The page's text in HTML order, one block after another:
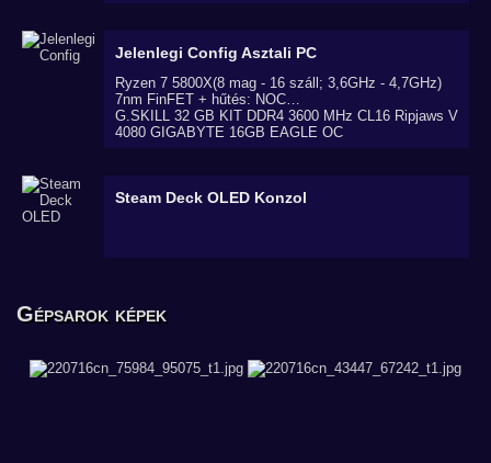
Jelenlegi Config Asztali PC
Ryzen 7 5800X(8 mag - 16 száll; 3,6GHz - 4,7GHz)
7nm FinFET + hűtés: NOC…
G.SKILL 32 GB KIT DDR4 3600 MHz CL16 Ripjaws V
4080 GIGABYTE 16GB EAGLE OC
Steam Deck OLED Konzol
Gépsarok képek